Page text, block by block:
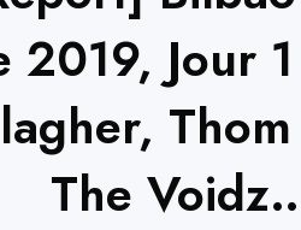
2019, Jour
The